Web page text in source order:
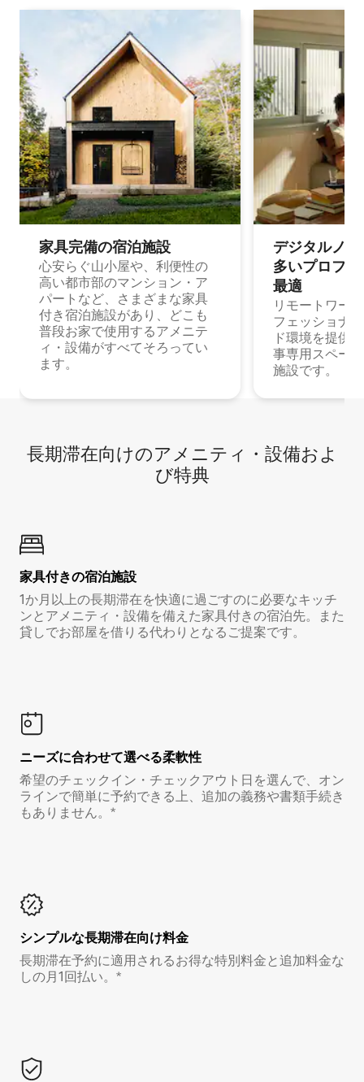
家具完備の宿⁠泊⁠施⁠設
心安らぐ山小屋や、利便性の
高い都市部のマンション・ア
パートなど、さまざまな家具
付き宿泊施設があり、どこも
普段お家で使用するアメニテ
ィ・設備がすべてそろってい
ます。
デジタルノ
多⁠いプ⁠ロ⁠フ⁠
最⁠適
リモートワー
フェッショナ
ド環境を提供
事専用スペー
施設です。
長期滞在向け⁠のア⁠メ⁠ニ⁠テ⁠ィ⁠・設⁠備⁠およ
び特⁠典
家具付き⁠の宿⁠泊⁠施⁠設
1か月以上の長期滞在を快適に過ごすのに必要なキッチ
ンとアメニティ・設備を備えた家具付きの宿泊先。また
貸しでお部屋を借りる代わりとなるご提案です。
ニーズに合わせて選べる柔軟性
希望のチェックイン・チェックアウト日を選んで、オン
ラインで簡単に予約できる上、追加の義務や書類手続き
もありません。*
シンプルな長期滞在向け料金
長期滞在予約に適用されるお得な特別料金と追加料金な
しの月1回払い。*